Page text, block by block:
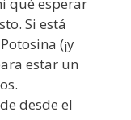
qué esperar
Si está
(¡y
estar un
desde el